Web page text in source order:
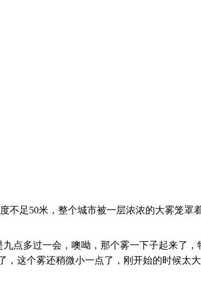
足50米，整个城市被一层浓浓的大雾笼罩
多过一会，噢呦，那个雾一下子起来了，
这个雾还稍微小一点了，刚开始的时候太